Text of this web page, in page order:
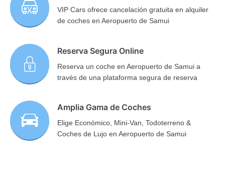
VIP Cars ofrece cancelación gratuita en alquiler
de coches en Aeropuerto de Samui
Reserva Segura Online
Reserva un coche en Aeropuerto de Samui a
través de una plataforma segura de reserva
Amplia Gama de Coches
Elige Económico, Mini-Van, Todoterreno &
Coches de Lujo en Aeropuerto de Samui